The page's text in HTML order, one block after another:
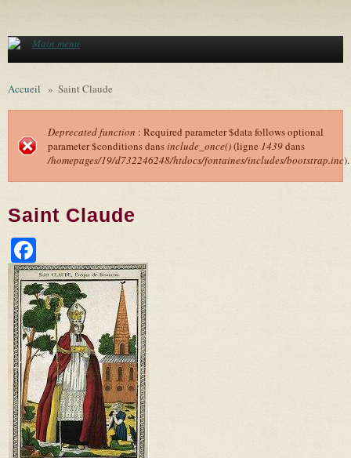
Main menu
Accueil » Saint Claude
Message d'erreur
Deprecated function : Required parameter $data follows optional
parameter $conditions dansinclude_once()(ligne 1439dans
/homepages/19/d732246248/htdocs/fontaines/includes/bootstrap.inc).
Saint Claude